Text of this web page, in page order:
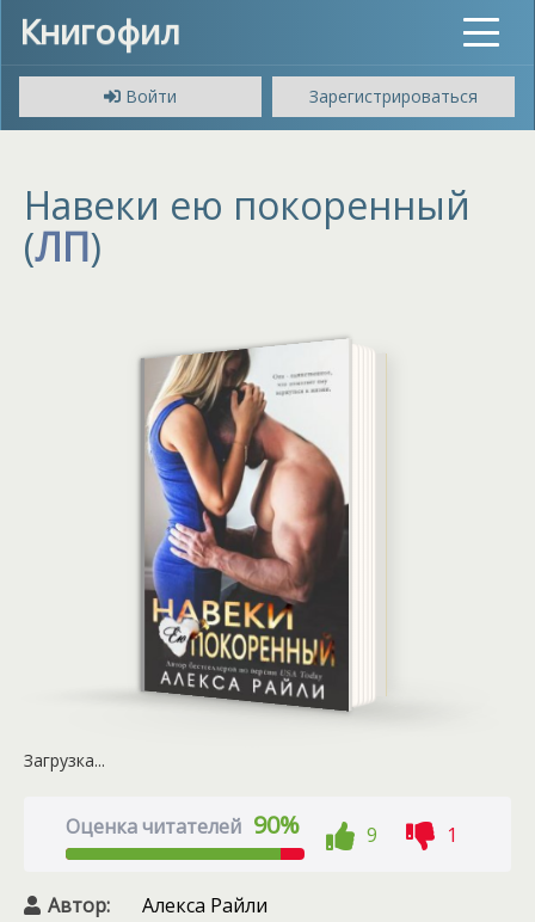
Книгофил
Toggle
Войти
Зарегистрироваться
Навеки ею покоренный
(ЛП)
Загрузка...
Оценка читателей 90% 9 1
Автор:
Алекса Райли